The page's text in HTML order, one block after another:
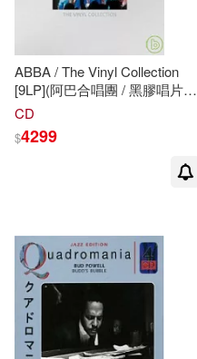
範圍
ABBA / The Vinyl Collection
[9LP](阿巴合唱團 / 黑膠唱片紀
念盒 [9片裝])
CD
$4299